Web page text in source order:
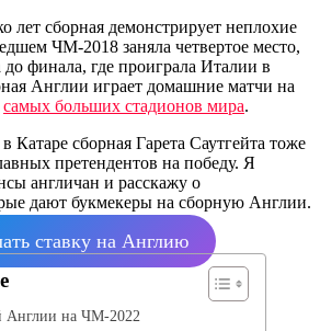
лет сборная демонстрирует неплохие
ЧМ-2018 заняла четвертое место,
финала, где проиграла Италии в
Англии играет домашние матчи на
самых больших стадионов мира.
сборная Гарета Саутгейта тоже
претендентов на победу. Я
англичан и расскажу о
дают букмекеры на сборную Англии.
ставку на Англию
Англии на ЧМ-2022